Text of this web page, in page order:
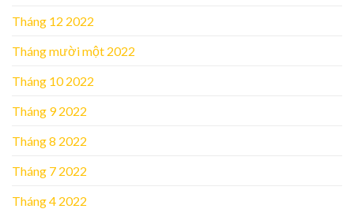
Tháng 12 2022
Tháng mười một 2022
Tháng 10 2022
Tháng 9 2022
Tháng 8 2022
Tháng 7 2022
Tháng 4 2022